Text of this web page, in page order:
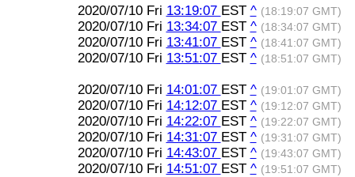
2020/07/10 Fri 13:19:07 EST ^ (18:19:07 GMT)
2020/07/10 Fri 13:34:07 EST ^ (18:34:07 GMT)
2020/07/10 Fri 13:41:07 EST ^ (18:41:07 GMT)
2020/07/10 Fri 13:51:07 EST ^ (18:51:07 GMT)
2020/07/10 Fri 14:01:07 EST ^ (19:01:07 GMT)
2020/07/10 Fri 14:12:07 EST ^ (19:12:07 GMT)
2020/07/10 Fri 14:22:07 EST ^ (19:22:07 GMT)
2020/07/10 Fri 14:31:07 EST ^ (19:31:07 GMT)
2020/07/10 Fri 14:43:07 EST ^ (19:43:07 GMT)
2020/07/10 Fri 14:51:07 EST ^ (19:51:07 GMT)